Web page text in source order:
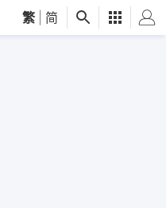
繁 简